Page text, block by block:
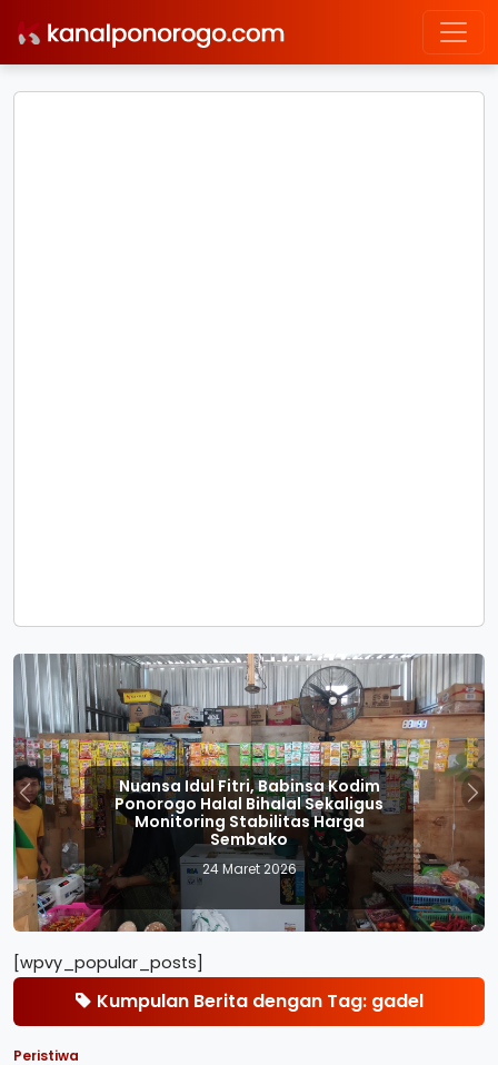
Nuansa Idul Fitri, Babinsa Kodim
Ponorogo Halal Bihalal Sekaligus
Monitoring Stabilitas Harga
Sembako
24 Maret 2026
Previous
[wpvy_popular_posts]
Kumpulan Berita dengan Tag: gadel
Peristiwa